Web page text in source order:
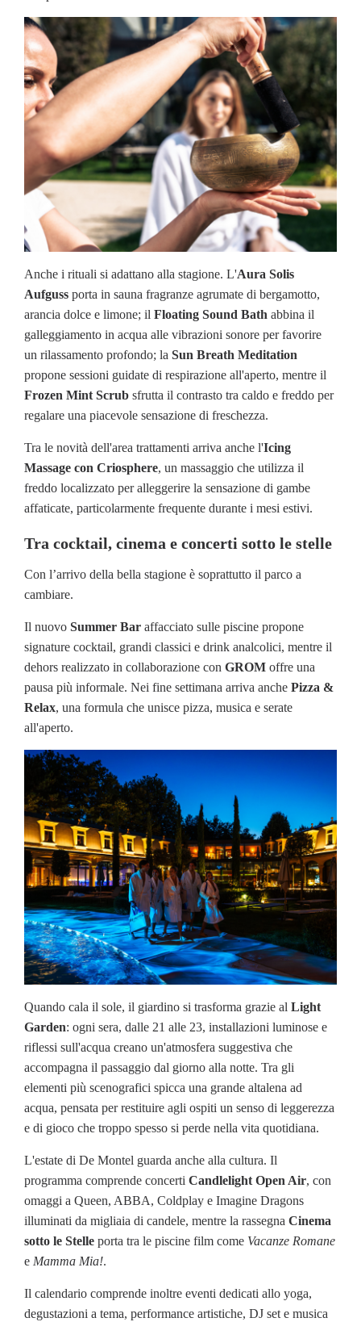
Anche i rituali si adattano alla stagione. L'Aura Solis
Aufguss porta in sauna fragranze agrumate di bergamotto,
arancia dolce e limone; il Floating Sound Bath abbina il
galleggiamento in acqua alle vibrazioni sonore per favorire
un rilassamento profondo; la Sun Breath Meditation
propone sessioni guidate di respirazione all'aperto, mentre il
Frozen Mint Scrub sfrutta il contrasto tra caldo e freddo per
regalare una piacevole sensazione di freschezza.
Tra le novità dell'area trattamenti arriva anche l'Icing
Massage con Criosphere, un massaggio che utilizza il
freddo localizzato per alleggerire la sensazione di gambe
affaticate, particolarmente frequente durante i mesi estivi.
Tra cocktail, cinema e concerti sotto le stelle
Con l’arrivo della bella stagione è soprattutto il parco a
cambiare.
Il nuovo Summer Bar affacciato sulle piscine propone
signature cocktail, grandi classici e drink analcolici, mentre il
dehors realizzato in collaborazione con GROM offre una
pausa più informale. Nei fine settimana arriva anche Pizza &
Relax, una formula che unisce pizza, musica e serate
all'aperto.
Quando cala il sole, il giardino si trasforma grazie al Light
Garden: ogni sera, dalle 21 alle 23, installazioni luminose e
riflessi sull'acqua creano un'atmosfera suggestiva che
accompagna il passaggio dal giorno alla notte. Tra gli
elementi più scenografici spicca una grande altalena ad
acqua, pensata per restituire agli ospiti un senso di leggerezza
e di gioco che troppo spesso si perde nella vita quotidiana.
L'estate di De Montel guarda anche alla cultura. Il
programma comprende concerti Candlelight Open Air, con
omaggi a Queen, ABBA, Coldplay e Imagine Dragons
illuminati da migliaia di candele, mentre la rassegna Cinema
sotto le Stelle porta tra le piscine film come Vacanze Romane
e Mamma Mia!.
Il calendario comprende inoltre eventi dedicati allo yoga,
degustazioni a tema, performance artistiche, DJ set e musica